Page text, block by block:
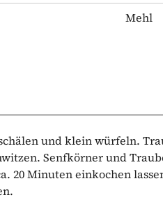
Mehl
und klein würfeln.
Senfkörner und
20 Minuten einkochen